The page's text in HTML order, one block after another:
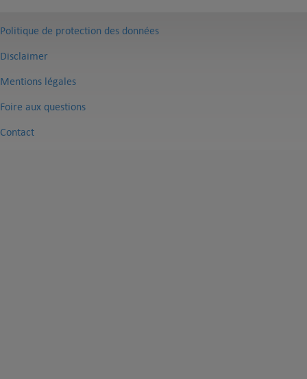
Politique de protection des données
Disclaimer
Mentions légales
Foire aux questions
Contact